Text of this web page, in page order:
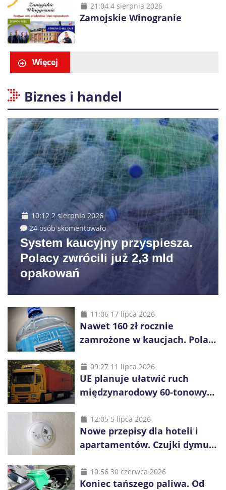
21:04 4 sierpnia 2026
Zamojskie Winogranie
Więcej
Biznes i handel
10:12 2 sierpnia 2026
24 osób skomentowało
System kaucyjny przyspiesza.
Polacy zwrócili już 2,3 mld
opakowań
11:06 17 lipca 2026
Nawet 160 zł rocznie
zamrożone w kaucjach. Polacy
vouchery
09:27 11 lipca 2026
UE planuje ułatwić ruch
międzynarodowy 60-tonowych
konkurencji
12:05 5 lipca 2026
Nowe przepisy dla hoteli i
apartamentów. Czujki dymu
10:56 30 czerwca 2026
Koniec tańszego paliwa. Od